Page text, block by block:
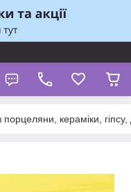
кераміки,